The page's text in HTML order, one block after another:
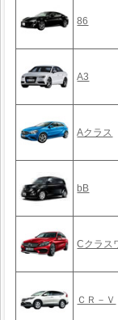
86
A3
Aクラス
bB
Cクラス
ＣＲ－Ｖ